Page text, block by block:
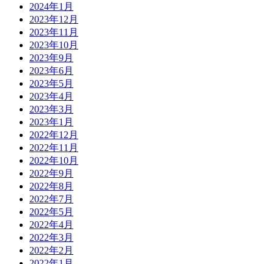
2024年1月
2023年12月
2023年11月
2023年10月
2023年9月
2023年6月
2023年5月
2023年4月
2023年3月
2023年1月
2022年12月
2022年11月
2022年10月
2022年9月
2022年8月
2022年7月
2022年5月
2022年4月
2022年3月
2022年2月